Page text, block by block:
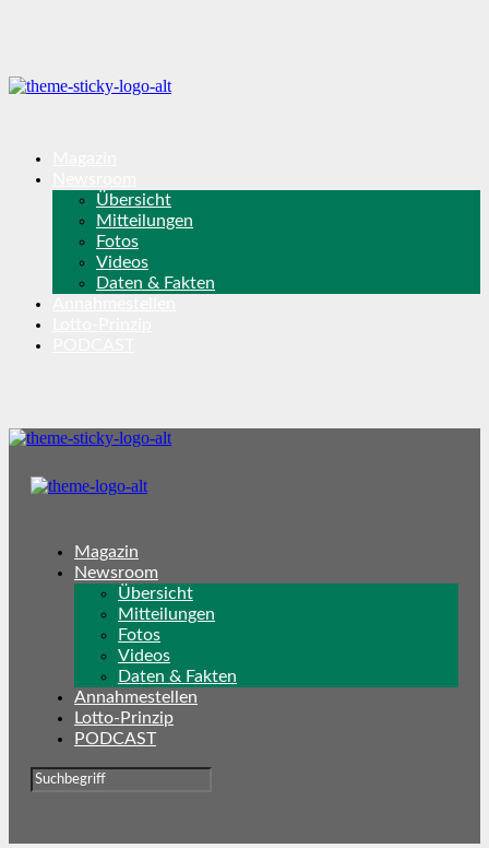
Übersicht
Mitteilungen
Fotos
Videos
Daten & Fakten
Magazin
Newsroom
Übersicht
Mitteilungen
Fotos
Videos
Daten & Fakten
Annahmestellen
Lotto-Prinzip
PODCAST